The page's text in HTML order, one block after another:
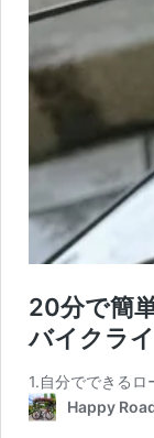
20分で簡
バイクラ
1.自分でできる
Happy